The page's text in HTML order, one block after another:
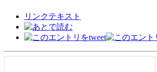
リンクテキスト